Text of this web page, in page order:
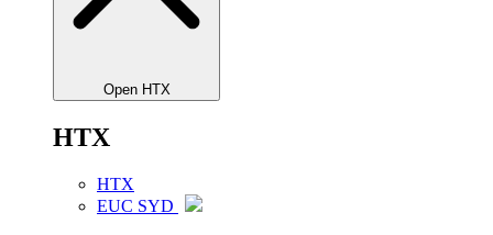
Open HTX
HTX
HTX
EUC SYD